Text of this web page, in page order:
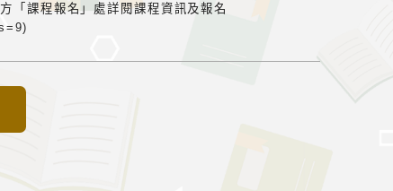
「課程報名」處詳閱課程資訊及報名